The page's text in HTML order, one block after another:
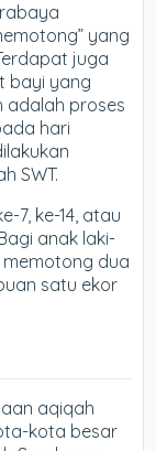
yang
juga
bayi yang
adalah proses
hari
SWT.
7, ke-14, atau
anak laki-
memotong dua
satu ekor
aqiqah
kota besar